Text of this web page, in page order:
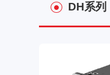
DH系列